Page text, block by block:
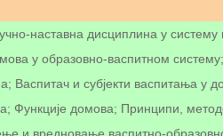
наставна дисциплина у систему
у образовно-васпитном
Васпитач и субјекти васпитања у
Функције домова; Принципи,